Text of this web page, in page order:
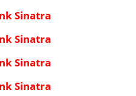
Sinatra
Sinatra
Sinatra
Sinatra